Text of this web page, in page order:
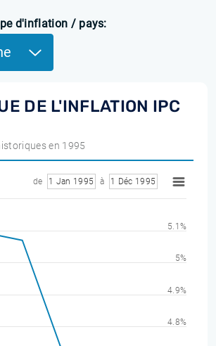
d'inflation / pays:
DE L'INFLATION IPC
en 1995
de 1 Jan 1995 à 1 Déc 1995
4.8%
4.9%
5%
5.1%